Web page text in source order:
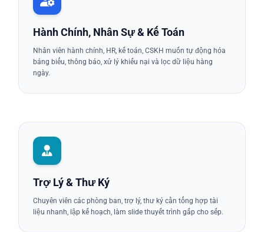
Hành Chính, Nhân Sự & Kế Toán
Nhân viên hành chính, HR, kế toán, CSKH muốn tự động hóa
bảng biểu, thông báo, xử lý khiếu nại và lọc dữ liệu hàng
ngày.
Trợ Lý & Thư Ký
Chuyên viên các phòng ban, trợ lý, thư ký cần tổng hợp tài
liệu nhanh, lập kế hoạch, làm slide thuyết trình gấp cho sếp.